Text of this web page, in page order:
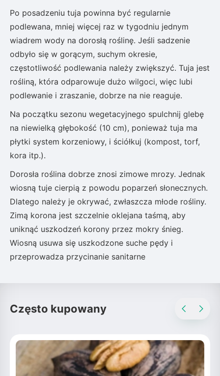
Po posadzeniu tuja powinna być regularnie
podlewana, mniej więcej raz w tygodniu jednym
wiadrem wody na dorosłą roślinę. Jeśli sadzenie
odbyło się w gorącym, suchym okresie,
częstotliwość podlewania należy zwiększyć. Tuja jest
rośliną, która odparowuje dużo wilgoci, więc lubi
podlewanie i zraszanie, dobrze na nie reaguje.
Na początku sezonu wegetacyjnego spulchnij glebę
na niewielką głębokość (10 cm), ponieważ tuja ma
płytki system korzeniowy, i ściółkuj (kompost, torf,
kora itp.).
Dorosła roślina dobrze znosi zimowe mrozy. Jednak
wiosną tuje cierpią z powodu poparzeń słonecznych.
Dlatego należy je okrywać, zwłaszcza młode rośliny.
Zimą korona jest szczelnie oklejana taśmą, aby
uniknąć uszkodzeń korony przez mokry śnieg.
Wiosną usuwa się uszkodzone suche pędy i
przeprowadza przycinanie sanitarne
Często kupowany